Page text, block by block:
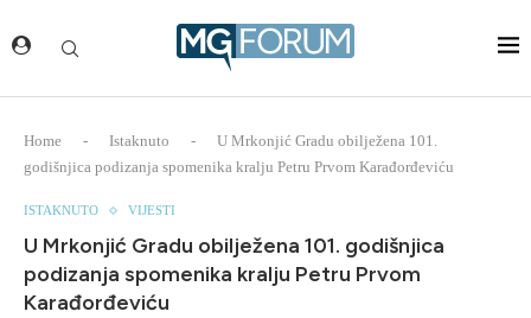
Home - Istaknuto -
U Mrkonjić Gradu obilježena 101.
godišnjica podizanja spomenika kralju Petru Prvom Karađorđeviću
ISTAKNUTO VIJESTI
U Mrkonjić Gradu obilježena 101. godišnjica
podizanja spomenika kralju Petru Prvom
Karađorđeviću